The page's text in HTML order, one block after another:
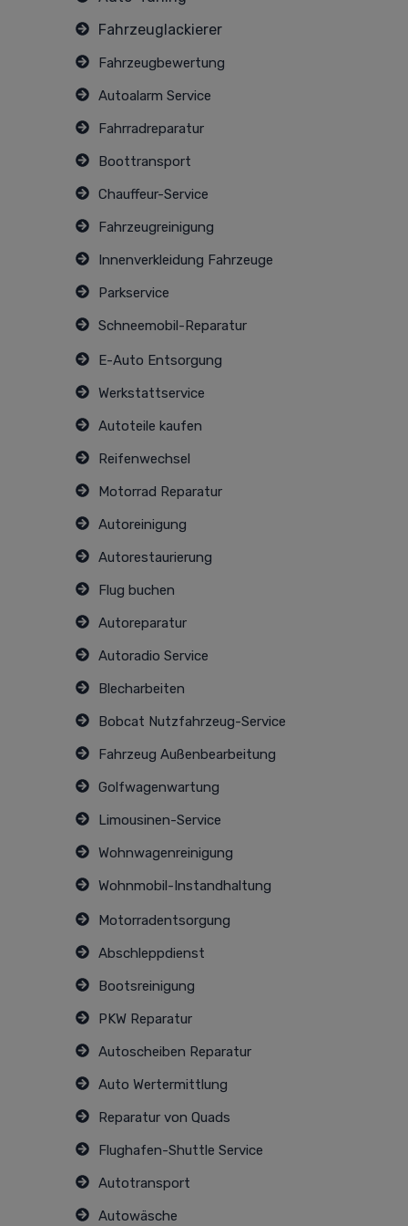
Fahrzeuglackierer
Fahrzeugbewertung
Autoalarm Service
Fahrradreparatur
Boottransport
Chauffeur-Service
Fahrzeugreinigung
Innenverkleidung Fahrzeuge
Parkservice
Schneemobil-Reparatur
E-Auto Entsorgung
Werkstattservice
Autoteile kaufen
Reifenwechsel
Motorrad Reparatur
Autoreinigung
Autorestaurierung
Flug buchen
Autoreparatur
Autoradio Service
Blecharbeiten
Bobcat Nutzfahrzeug-Service
Fahrzeug Außenbearbeitung
Golfwagenwartung
Limousinen-Service
Wohnwagenreinigung
Wohnmobil-Instandhaltung
Motorradentsorgung
Abschleppdienst
Bootsreinigung
PKW Reparatur
Autoscheiben Reparatur
Auto Wertermittlung
Reparatur von Quads
Flughafen-Shuttle Service
Autotransport
Autowäsche